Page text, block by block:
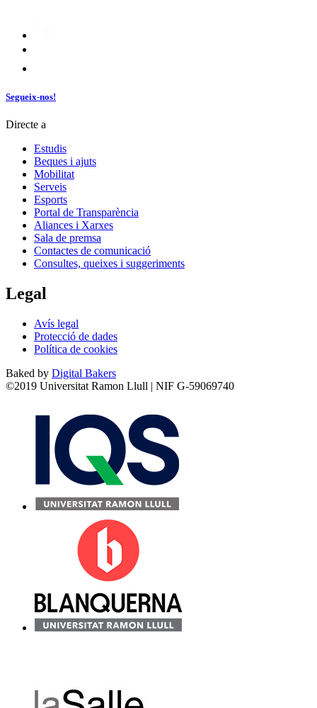
Segueix-nos!
Directe a
Estudis
Beques i ajuts
Mobilitat
Serveis
Esports
Portal de Transparència
Aliances i Xarxes
Sala de premsa
Contactes de comunicació
Consultes, queixes i suggeriments
Legal
Avís legal
Protecció de dades
Política de cookies
Baked by Digital Bakers
©2019 Universitat Ramon Llull | NIF G-59069740